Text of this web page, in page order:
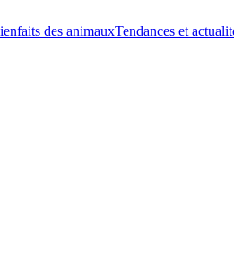
des animauxTendances et